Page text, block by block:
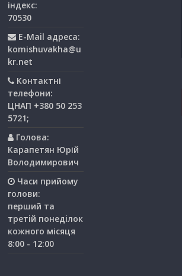
індекс:
70530
E-Mail адреса:
komishuvakha@u
kr.net
Контактні
телефони:
ЦНАП +380 50 253
5721;
Голова:
Карапетян Юрій
Володимирович
Часи прийому
голови:
перший та
третiй понедiлок
кожного мiсяця
8:00 - 12:00